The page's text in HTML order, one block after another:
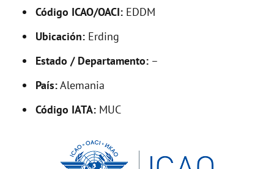
e
o
Código ICAO/OACI: EDDM
Ubicación: Erding
Estado / Departamento: –
País:Alemania
Código IATA: MUC